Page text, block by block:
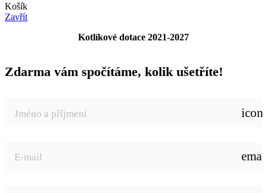
Košík
Zavřít
Kotlíkové dotace 2021-2027
Zdarma vám spočítáme, kolik ušetříte!